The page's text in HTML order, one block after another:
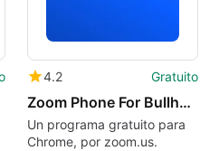
4.2 Gratuito
Zoom Phone For Bullhorn
Un programa gratuito para
Chrome, por zoom.us.